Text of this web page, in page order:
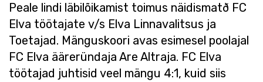
Peale lindi läbilõikamist toimus näidismatð FC
Elva töötajate v/s Elva Linnavalitsus ja
Toetajad. Mänguskoori avas esimesel poolajal
FC Elva ääreründaja Are Altraja. FC Elva
töötajad juhtisid veel mängu 4:1, kuid siis